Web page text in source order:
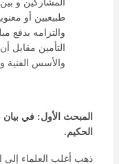
المشاركين و
طبيعيين أو
والتزامه بدفع
التأمين مقابل
والأسس الفنية
المبحث الأول: في
الحكيم.
ذهب أغلب العلماء إلى